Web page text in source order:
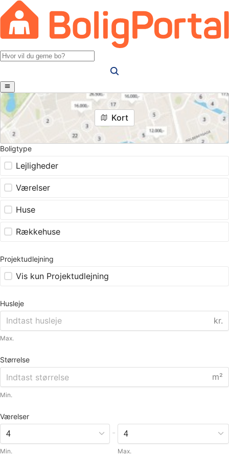
Kort
Boligtype
Lejligheder
Værelser
Huse
Rækkehuse
Projektudlejning
Vis kun Projektudlejning
Husleje
kr.
Max.
Størrelse
m²
Min.
Værelser
Min.
-
Max.